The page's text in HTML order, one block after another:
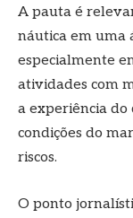
A pauta é
náutica em uma
especialmente
atividades com
a experiência do
condições do
riscos.
O ponto